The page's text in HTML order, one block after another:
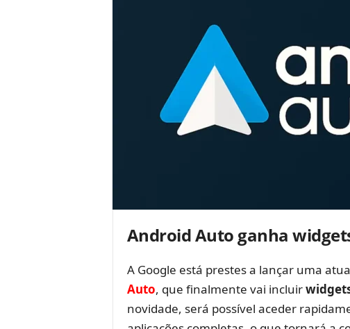
Android Auto ganha
A Google está prestes a lançar uma
Auto, que finalmente vai incluir
novidade, será possível aceder